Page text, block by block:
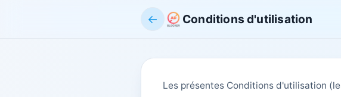
← Conditions d'utilisation
Les présentes Conditions d'utilisation